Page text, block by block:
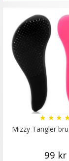
Mizzy Tangler
★ ★ ★
99 kr